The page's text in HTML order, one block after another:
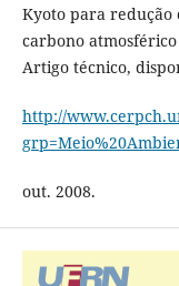
Kyoto para redução
carbono
Artigo técnico,
http://
out. 2008.